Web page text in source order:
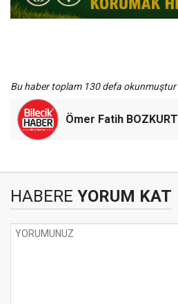
Bu haber toplam 130 defa okunmuştur
Ömer Fatih BOZKURT
HABERE YORUM KAT